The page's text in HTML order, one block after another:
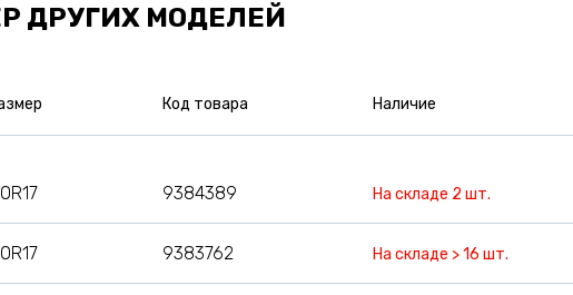
ДРУГИХ МОДЕЛЕЙ
Код товара Наличие
9384389 На складе 2 шт.
9383762 На складе > 16 шт.